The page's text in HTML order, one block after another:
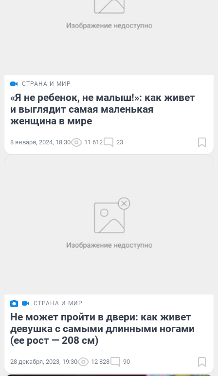
СТРАНА И МИР
«Я не ребенок, не малыш!»: как живет
и выглядит самая маленькая
женщина в мире
8 января, 2024, 18:30 11 612 23
СТРАНА И МИР
Не может пройти в двери: как живет
девушка с самыми длинными ногами
(ее рост — 208 см)
28 декабря, 2023, 19:30 12 828 90